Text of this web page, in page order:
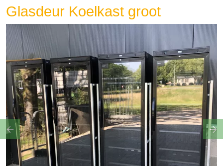
Glasdeur Koelkast groot
Previous